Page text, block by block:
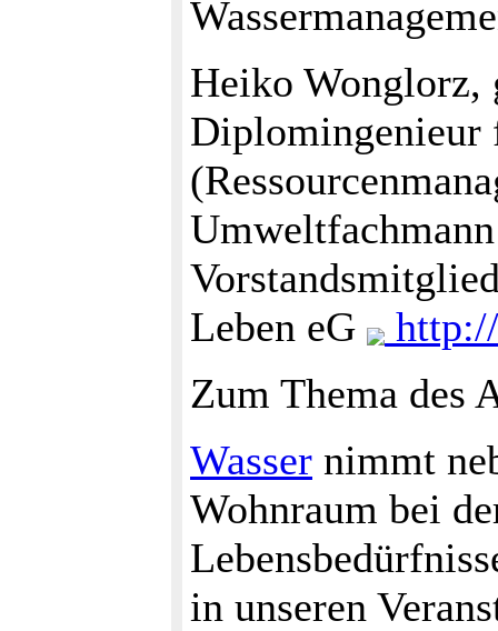
Heiko Wonglorz,
Diplomingenieur
Leben eG
Zum Thema des
Wasser nimmt
Wohnraum bei
in unseren